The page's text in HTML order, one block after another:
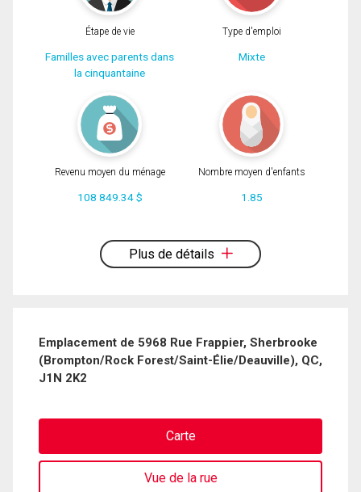
En cliquant sur le bouton « soumettre », vous consentez à nos conditions
Étape de vie
Familles avec parents dans
la cinquantaine
Type d'emploi
Mixte
Revenu moyen du ménage
108 849.34 $
Nombre moyen d'enfants
1.85
Plus de détails
Emplacement de 5968 Rue Frappier, Sherbrooke
(Brompton/Rock Forest/Saint-Élie/Deauville), QC,
J1N 2K2
Carte
Vue de la rue